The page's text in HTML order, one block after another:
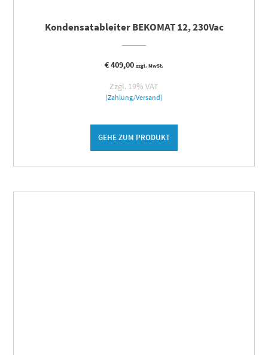
Kondensatableiter BEKOMAT 12, 230Vac
€409,00 zzgl. MwSt.
Zzgl. 19% VAT
(Zahlung/Versand)
GEHE ZUM PRODUKT